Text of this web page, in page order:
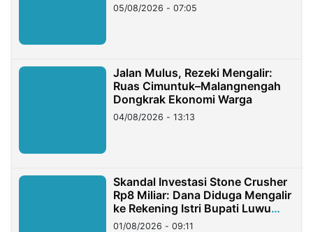
05/08/2026 - 07:05
Jalan Mulus, Rezeki Mengalir:
Ruas Cimuntuk–Malangnengah
Dongkrak Ekonomi Warga
04/08/2026 - 13:13
Skandal Investasi Stone Crusher
Rp8 Miliar: Dana Diduga Mengalir
ke Rekening Istri Bupati Luwu
Timur
01/08/2026 - 09:11